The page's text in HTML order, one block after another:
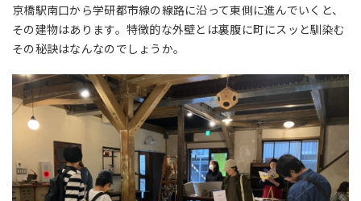
京橋駅南口から学研都市線の線路に沿って東側に進んでいくと、
その建物はあります。特徴的な外壁とは裏腹に町にスッと馴染む
その秘訣はなんなのでしょうか。